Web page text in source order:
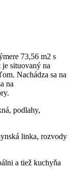
73,56 m2 s
situovaný na
Nachádza sa na
na
podlahy,
linka, rozvody
a tiež kuchyňa